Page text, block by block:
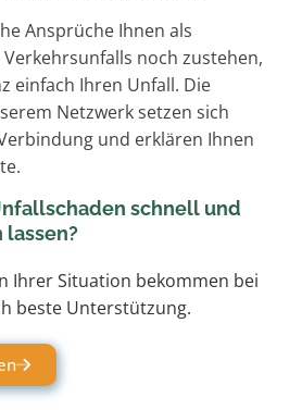
Ansprüche Ihnen als
noch zustehen,
einfach Ihren Unfall. Die
Netzwerk setzen sich
und erklären Ihnen
schnell und
Ihrer Situation bekommen bei
beste Unterstützung.